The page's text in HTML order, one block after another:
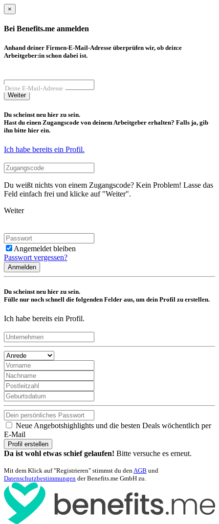
×
Bei Benefits.me anmelden
Anhand deiner Firmen-E-Mail-Adresse überprüfen wir, ob dein:e
Arbeitgeber:in schon dabei ist.
Deine E-Mail-Adresse
Weiter
Du scheinst neu hier zu sein.
Hast du einen Zugangscode von deinem Arbeitgeber erhalten? Falls ja, gib
ihn bitte hier ein.
Ich habe bereits ein Profil.
Du weißt nichts von einem Zugangscode? Kein Problem! Lasse das
Feld einfach frei und klicke auf "Weiter".
Weiter
Angemeldet bleiben
Passwort vergessen?
Anmelden
Du scheinst neu hier zu sein.
Fülle nur noch schnell die folgenden Felder aus, um dein Profil zu erstellen.
Ich habe bereits ein Profil.
Neue Angebotshighlights und die besten Deals wöchentlich per
E-Mail
Profil erstellen
Da ist wohl etwas schief gelaufen! Bitte versuche es erneut.
Mit dem Klick auf "Registrieren" stimmst du denAGB und
Datenschutzbestimmungen der Benefits.me GmbH zu.